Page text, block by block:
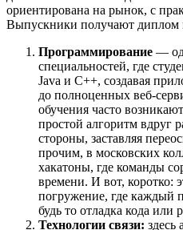
ориентирована на рынок, с
Выпускники получают диплом
Программирование —
специальностей, где
Java и C++, создавая
до полноценных веб-
обучения часто
простой алгоритм вдруг
стороны, заставляя
прочим, в московских
хакатоны, где команды
времени. И вот, коротко:
погружение, где каждый
будь то отладка кода или
Технологии связи: здесь